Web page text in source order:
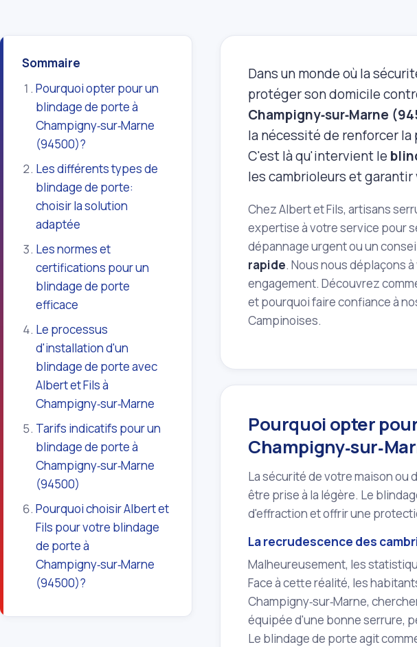
Sommaire
Pourquoi opter pour un
blindage de porte à
Champigny‑sur‑Marne
(94500)?
Les différents types de
blindage de porte:
choisir la solution
adaptée
Les normes et
certifications pour un
blindage de porte
efficace
Le processus
d'installation d'un
blindage de porte avec
Albert et Fils à
Champigny‑sur‑Marne
Tarifs indicatifs pour un
blindage de porte à
Champigny‑sur‑Marne
(94500)
Pourquoi choisir Albert et
Fils pour votre blindage
de porte à
Champigny‑sur‑Marne
(94500)?
Dans un monde où la
protéger son domicile
Champigny‑sur‑Marne
la nécessité de renforcer
C'est là qu'intervient le
les cambrioleurs et
Chez Albert et Fils, artisans
expertise à votre service pour
dépannage urgent ou un
rapide. Nous nous déplaçons
engagement. Découvrez
et pourquoi faire confiance à
Campinoises.
Pourquoi opter
La sécurité de votre maison ou
être prise à la légère. Le
d'effraction et offrir une
La recrudescence des
Malheureusement, les
Face à cette réalité, les
Champigny‑sur‑Marne,
équipée d'une bonne serrure,
Le blindage de porte agit